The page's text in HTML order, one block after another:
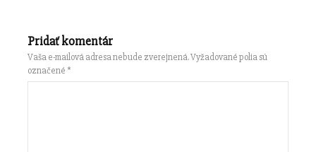
Pridať komentár
Vaša e-mailová adresa nebude zverejnená.Vyžadované polia sú
označené *